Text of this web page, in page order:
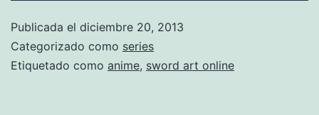
Publicada el diciembre 20, 2013
Categorizado como series
Etiquetado como anime, sword art online